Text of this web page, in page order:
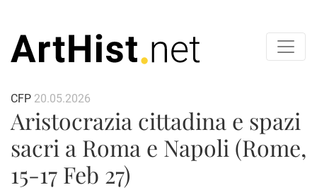
CFP 20.05.2026
Aristocrazia cittadina e spazi
sacri a Roma e Napoli (Rome,
15-17 Feb 27)